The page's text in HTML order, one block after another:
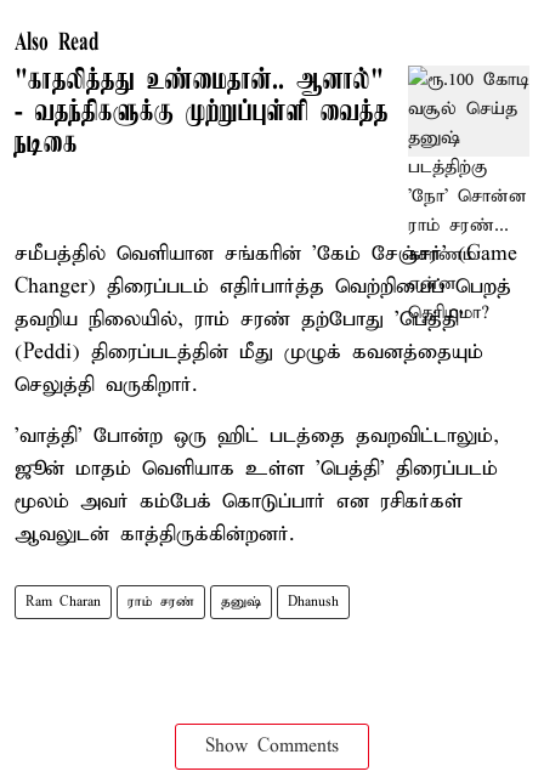
Also Read
"காதலித்தது உண்மைதான்.. ஆனால்"
- வதந்திகளுக்கு முற்றுப்புள்ளி வைத்த
நடிகை
சமீபத்தில் வெளியான சங்கரின் 'கேம் சேஞ்சர்' (Game
Changer) திரைப்படம் எதிர்பார்த்த வெற்றியைப் பெறத்
தவறிய நிலையில், ராம் சரண் தற்போது 'பெத்தி'
(Peddi) திரைப்படத்தின் மீது முழுக் கவனத்தையும்
செலுத்தி வருகிறார்.
'வாத்தி' போன்ற ஒரு ஹிட் படத்தை தவறவிட்டாலும்,
ஜூன் மாதம் வெளியாக உள்ள 'பெத்தி' திரைப்படம்
மூலம் அவர் கம்பேக் கொடுப்பார் என ரசிகர்கள்
ஆவலுடன் காத்திருக்கின்றனர்.
Ram Charan ராம் சரண் தனுஷ் Dhanush
Show Comments